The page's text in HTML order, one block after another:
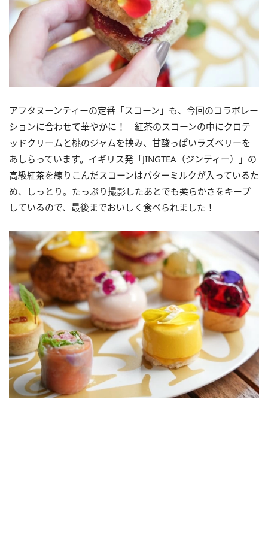
アフタヌーンティーの定番「スコーン」も、今回のコラボレー
ションに合わせて華やかに！ 紅茶のスコーンの中にクロテ
ッドクリームと桃のジャムを挟み、甘酸っぱいラズベリーを
あしらっています。イギリス発「JINGTEA（ジンティー）」の
高級紅茶を練りこんだスコーンはバターミルクが入っているた
め、しっとり。たっぷり撮影したあとでも柔らかさをキープ
しているので、最後までおいしく食べられました！